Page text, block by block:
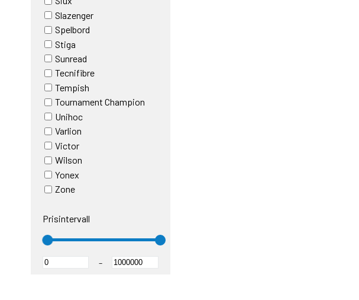
Slazenger
Spelbord
Stiga
Sunread
Tecnifibre
Tempish
Tournament Champion
Unihoc
Varlion
Victor
Wilson
Yonex
Zone
Prisintervall
–